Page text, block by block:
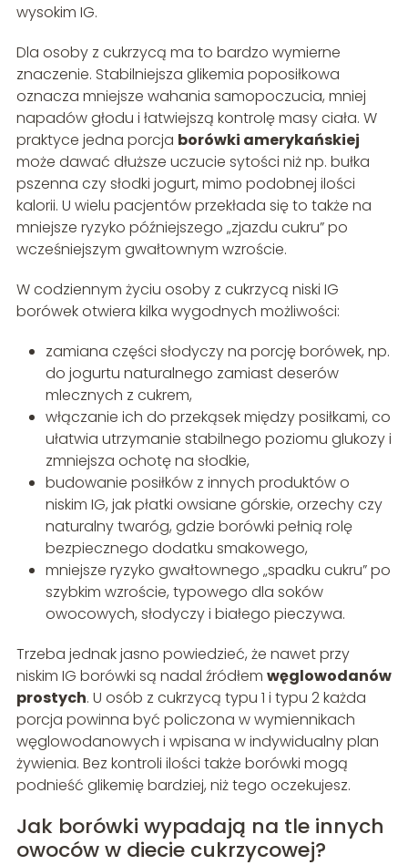
wysokim IG.
Dla osoby z cukrzycą ma to bardzo wymierne
znaczenie. Stabilniejsza glikemia poposiłkowa
oznacza mniejsze wahania samopoczucia, mniej
napadów głodu i łatwiejszą kontrolę masy ciała. W
praktyce jedna porcja borówki amerykańskiej
może dawać dłuższe uczucie sytości niż np. bułka
pszenna czy słodki jogurt, mimo podobnej ilości
kalorii. U wielu pacjentów przekłada się to także na
mniejsze ryzyko późniejszego „zjazdu cukru” po
wcześniejszym gwałtownym wzroście.
W codziennym życiu osoby z cukrzycą niski IG
borówek otwiera kilka wygodnych możliwości:
zamiana części słodyczy na porcję borówek, np.
do jogurtu naturalnego zamiast deserów
mlecznych z cukrem,
włączanie ich do przekąsek między posiłkami, co
ułatwia utrzymanie stabilnego poziomu glukozy i
zmniejsza ochotę na słodkie,
budowanie posiłków z innych produktów o
niskim IG, jak płatki owsiane górskie, orzechy czy
naturalny twaróg, gdzie borówki pełnią rolę
bezpiecznego dodatku smakowego,
mniejsze ryzyko gwałtownego „spadku cukru” po
szybkim wzroście, typowego dla soków
owocowych, słodyczy i białego pieczywa.
Trzeba jednak jasno powiedzieć, że nawet przy
niskim IG borówki są nadal źródłem węglowodanów
prostych. U osób z cukrzycą typu 1 i typu 2 każda
porcja powinna być policzona w wymiennikach
węglowodanowych i wpisana w indywidualny plan
żywienia. Bez kontroli ilości także borówki mogą
podnieść glikemię bardziej, niż tego oczekujesz.
Jak borówki wypadają na tle innych
owoców w diecie cukrzycowej?